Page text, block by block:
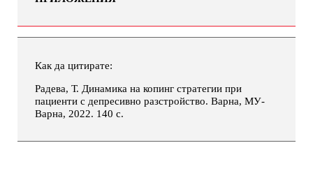
Как да цитирате:
Радева, Т. Динамика на копинг стратегии при
пациенти с депресивно разстройство. Варна, МУ-
Варна, 2022. 140 с.